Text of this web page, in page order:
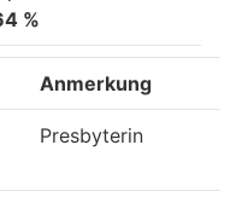
%
Anmerkung
Presbyterin